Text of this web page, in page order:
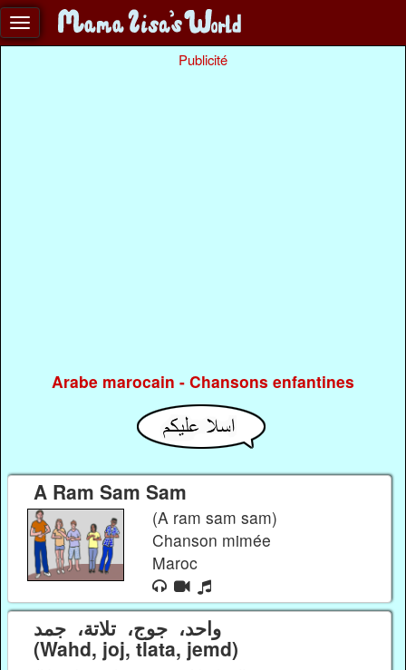
Publicité
Arabe marocain - Chansons enfantines
A Ram Sam Sam
(A ram sam sam)
Chanson mimée
Maroc
واحد، جوج، تلاتة، جمد
(Wahd, joj, tlata, jemd)